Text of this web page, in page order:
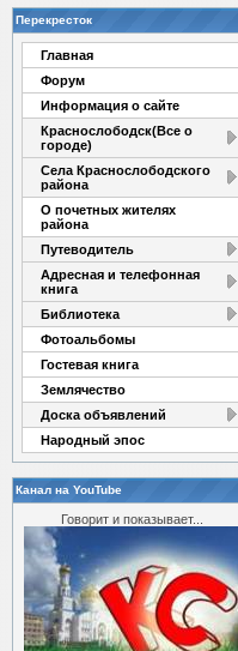
Перекресток
Главная
Форум
Информация о сайте
Краснослободск(Все о
городе)
Села Краснослободского
района
О почетных жителях
района
Путеводитель
Адресная и телефонная
книга
Библиотека
Фотоальбомы
Гостевая книга
Землячество
Доска объявлений
Народный эпос
Канал на YouTube
Говорит и показывает...